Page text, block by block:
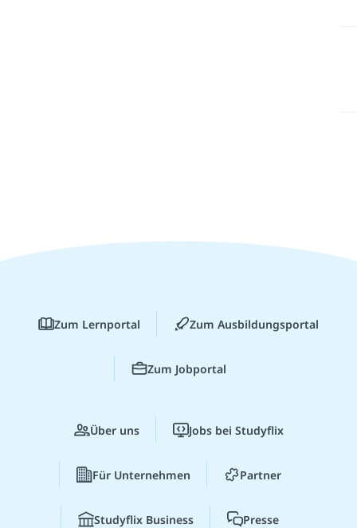
Zum Lernportal Zum Ausbildungsportal
Zum Jobportal
Über uns Jobs bei Studyflix
Für Unternehmen Partner
Studyflix Business Presse